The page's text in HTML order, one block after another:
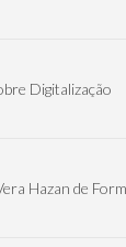
Digitalização
Hazan de